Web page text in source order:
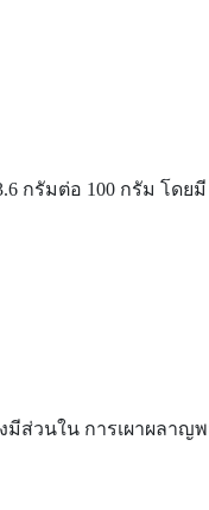
กรัมต่อ 100 กรัม โด
มีส่วนใน การเผาผลาญ